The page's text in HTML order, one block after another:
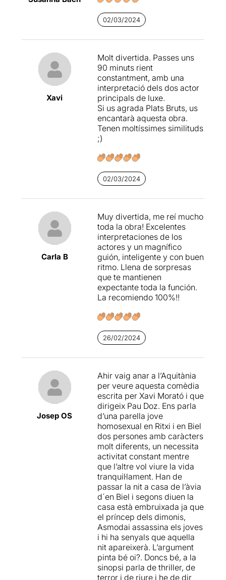
la nit, deixant-se la pell a
cada minut d’una intensa
trama que ens portarà a
històries de fantasmes i
tradicions ancestrals que
precipiten en un final
catàrtic. Els dos actors, en
estat de gràcia, només es
veuran superats per la
increïble aparició de
Meritxell Duró, la
meravellosa àvia quasi-
la trama sense assabentar-
acabar convertint-se en
l’autèntica desllorigadora de
la història.
Una comèdia terrorífica de
divendres o dissabte i
crispetes, per riure,
desconnectar i, per què no,
entendre que, si mirem
enrere i recordem coses que
passaven no fa tant, ens
n’adonarem que, avui,
potser, no estem tan
02/03/2024
Xavi
Molt divertida. Passes uns
90 minuts rient
constantment, amb una
interpretació dels dos actor
principals de luxe.
Si us agrada Plats Bruts, us
encantarà aquesta obra.
Tenen moltíssimes similituds
;)
02/03/2024
Carla B
Muy divertida, me reí mucho
toda la obra! Excelentes
interpretaciones de los
actores y un magnífico
guión, inteligente y con buen
ritmo. Llena de sorpresas
que te mantienen
expectante toda la función.
La recomiendo 100%!!
26/02/2024
Josep OS
Ahir vaig anar a l’Aquitània
per veure aquesta comèdia
escrita per Xavi Morató i que
dirigeix Pau Doz. Ens parla
d’una parella jove
homosexual en Ritxi i en Biel
dos persones amb caràcters
molt diferents, un necessita
activitat constant mentre
que l’altre vol viure la vida
tranquil·lament. Han de
passar la nit a casa de l’àvia
d´en Biel i segons diuen la
casa està embruixada ja que
el príncep dels dimonis,
Asmodai assassina els joves
i hi ha senyals que aquella
nit apareixerà. L’argument
pinta bé oi?. Doncs bé, a la
sinopsi parla de thriller, de
terror i de riure i he de dir